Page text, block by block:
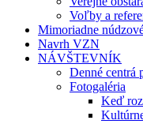
Voľby a
Mimoriadne
Navrh VZN
NÁVŠTEVNÍK
Denné centrá
Fotogaléria
Keď